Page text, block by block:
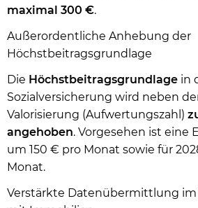
maximal 300 €.
Außerordentliche Anhebung der
Höchstbeitragsgrundlage
Die Höchstbeitragsgrundlage in
Sozialversicherung wird neben
Valorisierung (Aufwertungszahl)
angehoben. Vorgesehen ist eine
um 150 € pro Monat sowie für
Monat.
Verstärkte Datenübermittlung